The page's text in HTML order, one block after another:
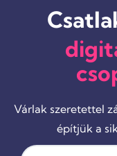
Várlak szeretettel
építjük a